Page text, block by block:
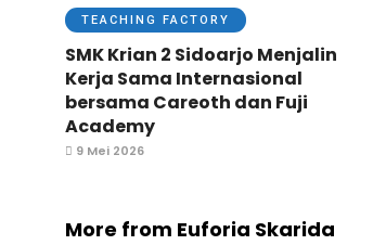
TEACHING FACTORY
SMK Krian 2 Sidoarjo Menjalin
Kerja Sama Internasional
bersama Careoth dan Fuji
Academy
9 Mei 2026
More from Euforia Skarida